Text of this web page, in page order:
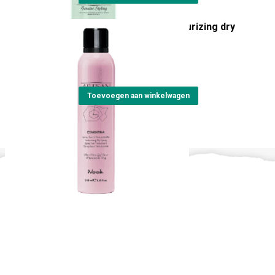
Artisan Cementina texturizing dry
spray
€ 24,15
Toevoegen aan winkelwagen